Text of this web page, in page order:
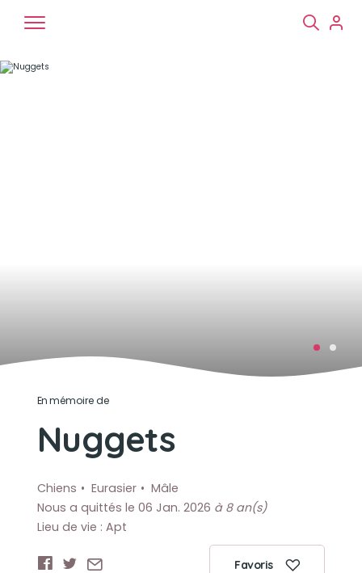
En mémoire de
Nuggets
Chiens Eurasier
Mâle
Nous a quittés le 06 Jan. 2026 à 8 an(s)
Lieu de vie : Apt
Favoris